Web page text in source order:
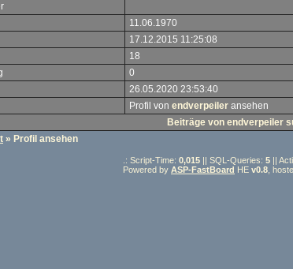
11.06.1970
17.12.2015 11:25:08
18
0
26.05.2020 23:53:40
Profil von endverpeiler ansehen
Beiträge von endverpeiler
» Profil ansehen
.: Script-Time: 0,015 || SQL-Queries: 5 ||
Powered by ASP-FastBoard HE v0.8 ,